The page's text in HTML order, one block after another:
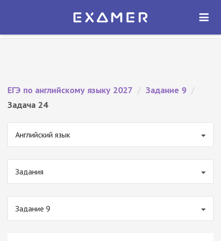
Экзамер — ЕГЭ 2027
ОТКРЫТЬ
ЕГЭ по английскому языку 2027 / Задание 9 /
Задача 24
Английский язык
Задания
Задание 9